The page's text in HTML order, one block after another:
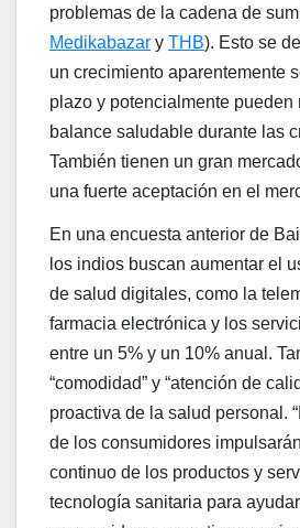
problemas de la cadena de
Medikabazar y THB). Esto se
un crecimiento aparentemente
plazo y potencialmente pueden
balance saludable durante las
También tienen un gran
una fuerte aceptación en el
En una encuesta anterior de
los indios buscan aumentar el
de salud digitales, como la
farmacia electrónica y los
entre un 5% y un 10% anual.
“comodidad” y “atención de
proactiva de la salud personal.
de los consumidores
continuo de los productos y
tecnología sanitaria para